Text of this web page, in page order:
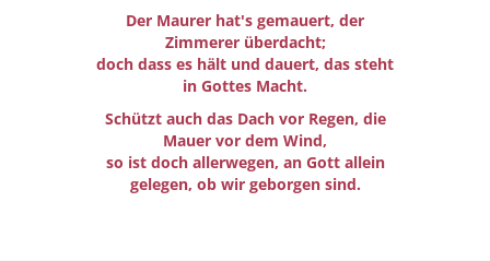
Der Maurer hat's gemauert, der
Zimmerer überdacht;
doch dass es hält und dauert, das steht
in Gottes Macht.
Schützt auch das Dach vor Regen, die
Mauer vor dem Wind,
so ist doch allerwegen, an Gott allein
gelegen, ob wir geborgen sind.